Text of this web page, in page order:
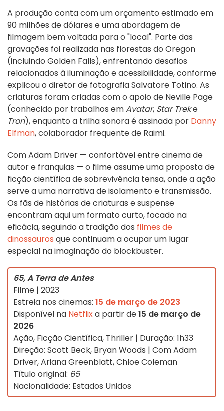
A produção conta com um orçamento estimado em
90 milhões de dólares e uma abordagem de
filmagem bem voltada para o "local". Parte das
gravações foi realizada nas florestas do Oregon
(incluindo Golden Falls), enfrentando desafios
relacionados à iluminação e acessibilidade, conforme
explicou o diretor de fotografia Salvatore Totino. As
criaturas foram criadas com o apoio de Neville Page
(conhecido por trabalhos emAvatar, Star Treke
Tron), enquanto a trilha sonora é assinada por Danny
Elfman, colaborador frequente de Raimi.
Com Adam Driver — confortável entre cinema de
autor e franquias — o filme assume uma proposta de
ficção científica de sobrevivência tensa, onde a ação
serve a uma narrativa de isolamento e transmissão.
Os fãs de histórias de criaturas e suspense
encontram aqui um formato curto, focado na
eficácia, seguindo a tradição dos filmes de
dinossauros que continuam a ocupar um lugar
especial na imaginação do blockbuster.
65, A Terra de Antes
Filme | 2023
Estreia nos cinemas: 15 de março de 2023
Disponível na Netflixa partir de15 de março de
2026
Ação, Ficção Científica, Thriller | Duração: 1h33
Direção: Scott Beck, Bryan Woods | Com Adam
Driver, Ariana Greenblatt, Chloe Coleman
Título original: 65
Nacionalidade: Estados Unidos